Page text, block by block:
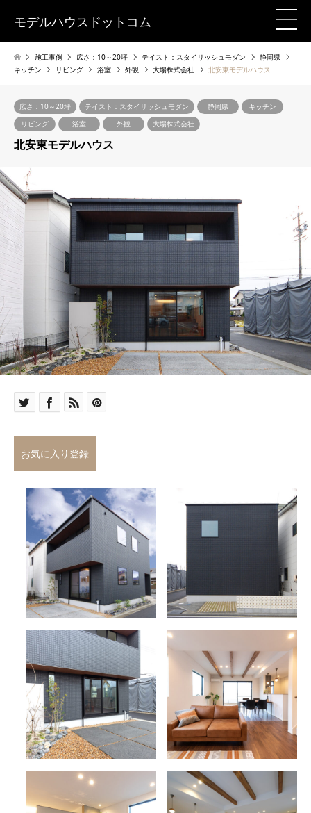
モデルハウスドットコム
施工事例 広さ：10～20坪 テイスト：スタイリッシュモダン
静岡県
キッチン
リビング 浴室 外観 大場株式会社 北安東モデルハウス
広さ：10～20坪 テイスト：スタイリッシュモダン 静岡県
キッチン
リビング
浴室 外観 大場株式会社
北安東モデルハウス
お気に入り登録